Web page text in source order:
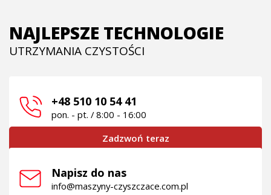
NAJLEPSZE TECHNOLOGIE
UTRZYMANIA CZYSTOŚCI
+48 510 10 54 41
pon. - pt. / 8:00 - 16:00
Zadzwoń teraz
Napisz do nas
info@maszyny-czyszczace.com.pl